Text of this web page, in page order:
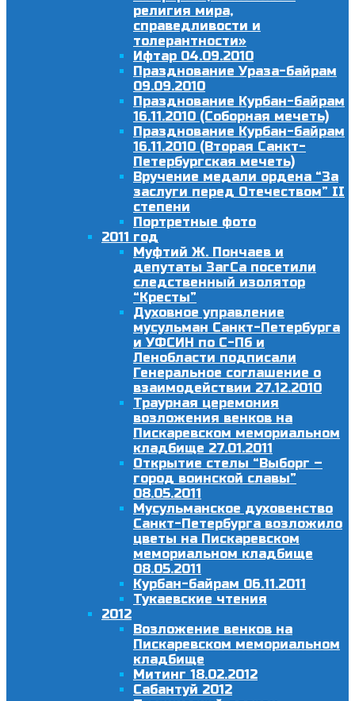
религия мира,
справедливости и
толерантности»
Ифтар 04.09.2010
Празднование Ураза-байрам
09.09.2010
Празднование Курбан-байрам
16.11.2010 (Соборная мечеть)
Празднование Курбан-байрам
16.11.2010 (Вторая Санкт-
Петербургская мечеть)
Вручение медали ордена “За
заслуги перед Отечеством” II
степени
Портретные фото
2011 год
Муфтий Ж. Пончаев и
депутаты ЗагСа посетили
следственный изолятор
“Кресты”
Духовное управление
мусульман Санкт-Петербурга
и УФСИН по С-Пб и
Ленобласти подписали
Генеральное соглашение о
взаимодействии 27.12.2010
Траурная церемония
возложения венков на
Пискаревском мемориальном
кладбище 27.01.2011
Открытие стелы “Выборг –
город воинской славы”
08.05.2011
Мусульманское духовенство
Санкт-Петербурга возложило
цветы на Пискаревском
мемориальном кладбище
08.05.2011
Курбан-байрам 06.11.2011
Тукаевские чтения
2012
Возложение венков на
Пискаревском мемориальном
кладбище
Митинг 18.02.2012
Сабантуй 2012